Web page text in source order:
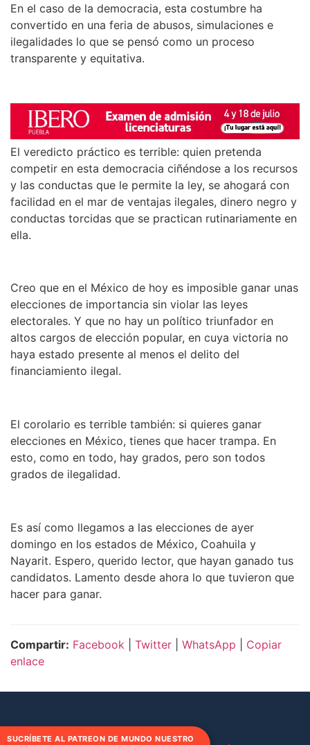
En el caso de la democracia, esta costumbre ha
convertido en una feria de abusos, simulaciones e
ilegalidades lo que se pensó como un proceso
transparente y equitativa.
El veredicto práctico es terrible: quien pretenda
competir en esta democracia ciñéndose a los recursos
y las conductas que le permite la ley, se ahogará con
facilidad en el mar de ventajas ilegales, dinero negro y
conductas torcidas que se practican rutinariamente en
ella.
Creo que en el México de hoy es imposible ganar unas
elecciones de importancia sin violar las leyes
electorales. Y que no hay un político triunfador en
altos cargos de elección popular, en cuya victoria no
haya estado presente al menos el delito del
financiamiento ilegal.
El corolario es terrible también: si quieres ganar
elecciones en México, tienes que hacer trampa. En
esto, como en todo, hay grados, pero son todos
grados de ilegalidad.
Es así como llegamos a las elecciones de ayer
domingo en los estados de México, Coahuila y
Nayarit. Espero, querido lector, que hayan ganado tus
candidatos. Lamento desde ahora lo que tuvieron que
hacer para ganar.
Compartir: Facebook Twitter WhatsApp
Copiar
enlace
SUCRÍBETE AL PATREON DE MUNDO NUESTRO